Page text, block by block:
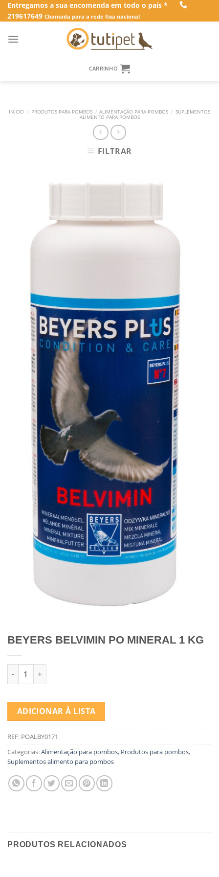
SkipEntregamos a sua encomenda em todo o país *
219617649 Chamada para a rede fixa nacional
CARRINHO
INÍCIO / PRODUTOS PARA POMBOS / ALIMENTAÇÃO PARA POMBOS / SUPLEMENTOS
ALIMENTO PARA POMBOS
FILTRAR
BEYERS BELVIMIN PO MINERAL 1 KG
Quantidade de BEYERS BELVIMIN PO MINERAL 1 KG
ADICIONAR À LISTA
REF: POALBY0171
Categorias:Alimentação para pombos, Produtos para pombos,
Suplementos alimento para pombos
PRODUTOS RELACIONADOS